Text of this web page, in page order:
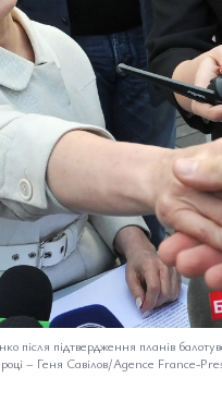
після підтвердження планів
– Геня Савілов/Agence France-